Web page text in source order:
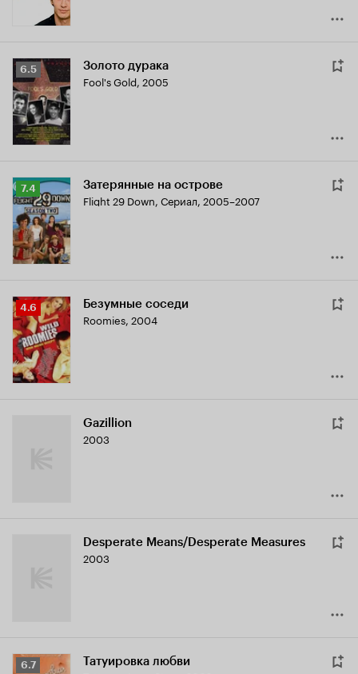
Рейтинг
Кинопоиска
6.5
6.5 Золото дурака
Fool's Gold, 2005
Рейтинг
Кинопоиска
7.4
7.4 Затерянные на острове
Flight 29 Down, Сериал, 2005–2007
Рейтинг
Кинопоиска
4.6
4.6 Безумные соседи
Roomies, 2004
Gazillion
2003
Desperate Means/Desperate Measures
2003
Рейтинг
6.7 Татуировка любви